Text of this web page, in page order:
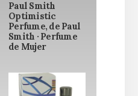
Paul Smith
Optimistic
Perfume, de Paul
Smith · Perfume
de Mujer